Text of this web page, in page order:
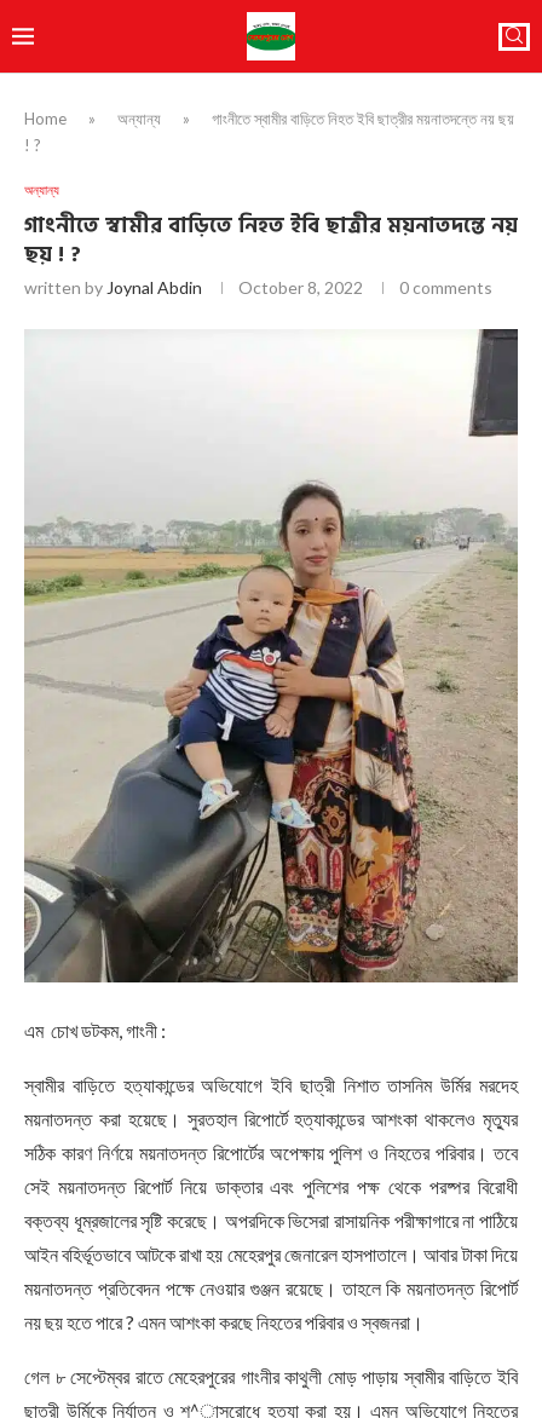
Home » অন্যান্য »
গাংনীতে স্বামীর বাড়িতে নিহত ইবি ছাত্রীর ময়নাতদন্তে নয় ছয়
! ?
অন্যান্য
গাংনীতে স্বামীর বাড়িতে নিহত ইবি ছাত্রীর ময়নাতদন্তে নয়
ছয় ! ?
written by Joynal Abdin October 8, 2022 0 comments
এম চোখ ডটকম, গাংনী :
স্বামীর বাড়িতে হত্যাকান্ডের অভিযোগে ইবি ছাত্রী নিশাত তাসনিম উর্মির মরদেহ
ময়নাতদন্ত করা হয়েছে। সুরতহাল রিপোর্টে হত্যাকান্ডের আশংকা থাকলেও মৃত্যুর
সঠিক কারণ নির্ণয়ে ময়নাতদন্ত রিপোর্টের অপেক্ষায় পুলিশ ও নিহতের পরিবার। তবে
সেই ময়নাতদন্ত রিপোর্ট নিয়ে ডাক্তার এবং পুলিশের পক্ষ থেকে পরষ্পর বিরোধী
বক্তব্য ধূম্রজালের সৃষ্টি করেছে। অপরদিকে ভিসেরা রাসায়নিক পরীক্ষাগারে না পাঠিয়ে
আইন বহির্ভূতভাবে আটকে রাখা হয় মেহেরপুর জেনারেল হাসপাতালে। আবার টাকা দিয়ে
ময়নাতদন্ত প্রতিবেদন পক্ষে নেওয়ার গুঞ্জন রয়েছে। তাহলে কি ময়নাতদন্ত রিপোর্ট
নয় ছয় হতে পারে ? এমন আশংকা করছে নিহতের পরিবার ও স্বজনরা।
গেল ৮ সেপ্টেম্বর রাতে মেহেরপুরের গাংনীর কাথুলী মোড় পাড়ায় স্বামীর বাড়িতে ইবি
ছাত্রী উর্মিকে নির্যাতন ও শ^াসরোধে হত্যা করা হয়। এমন অভিযোগে নিহতের